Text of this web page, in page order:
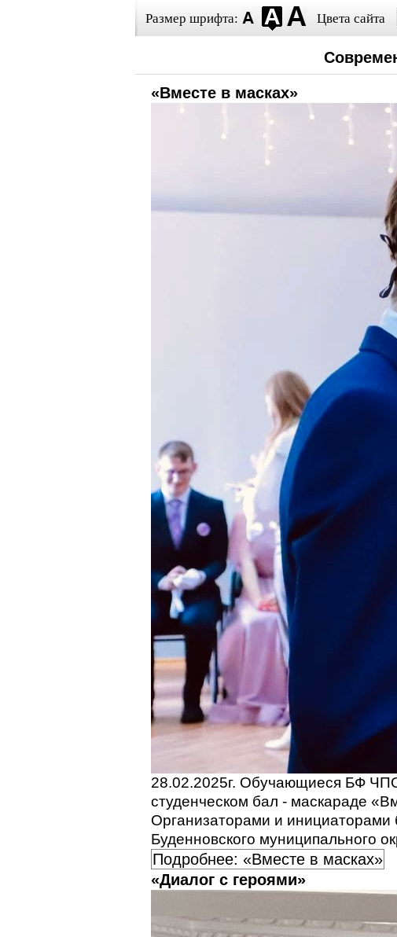
Размер шрифта: Цвета сайта
«Вместе в масках»
28.02.2025г. Обучающиеся БФ
студенческом бал - маскараде
Организаторами и
Буденновского муниципального
Подробнее: «Вместе в масках»
«Диалог с героями»